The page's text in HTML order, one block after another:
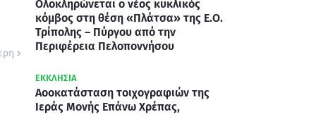
Ολοκληρώνεται ο νέος κυκλικός
κόμβος στη θέση «Πλάτσα» της Ε.Ο.
Τρίπολης – Πύργου από την
Περιφέρεια Πελοποννήσου
ΕΚΚΛΗΣΙΑ
Αοοκατάσταση τοιχογραφιών της
Ιεράς Μονής Επάνω Χρέπας,